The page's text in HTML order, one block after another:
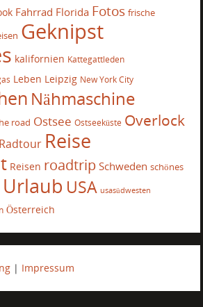
Fahrrad Florida Fotos frische
Geknipst
kalifornien Kattegattleden
Leben Leipzig New York City
Nähmaschine
road Ostsee Ostseeküste Overlock
Radtour Reise
Reisen roadtrip Schweden schönes
Urlaub USA usasüdwesten
Österreich
| Impressum